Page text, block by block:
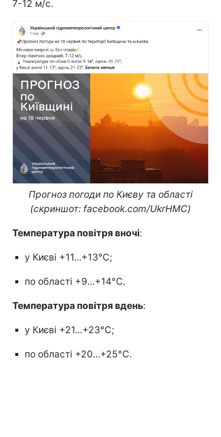
7-12 м/с.
Прогноз погоди по Києву та області
(скриншот: facebook.com/UkrHMC)
Температура повітря вночі:
у Києві +11...+13°С;
по області +9...+14°С.
Температура повітря вдень:
у Києві +21...+23°С;
по області +20...+25°С.